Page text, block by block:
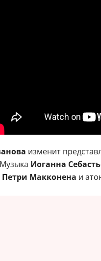
изменит
Иоганна
Петри Макконена и